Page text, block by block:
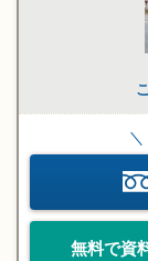
無料で資